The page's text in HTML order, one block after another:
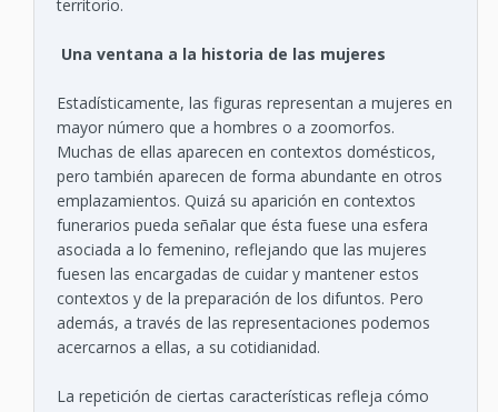
territorio.
Una ventana a la historia de las mujeres
Estadísticamente, las figuras representan a mujeres en
mayor número que a hombres o a zoomorfos.
Muchas de ellas aparecen en contextos domésticos,
pero también aparecen de forma abundante en otros
emplazamientos. Quizá su aparición en contextos
funerarios pueda señalar que ésta fuese una esfera
asociada a lo femenino, reflejando que las mujeres
fuesen las encargadas de cuidar y mantener estos
contextos y de la preparación de los difuntos. Pero
además, a través de las representaciones podemos
acercarnos a ellas, a su cotidianidad.
La repetición de ciertas características refleja cómo